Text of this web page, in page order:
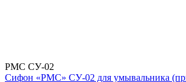
РМС СУ-02
Сифон «РМС» СУ-02 для умывальника